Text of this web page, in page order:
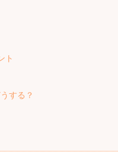
ト
する？